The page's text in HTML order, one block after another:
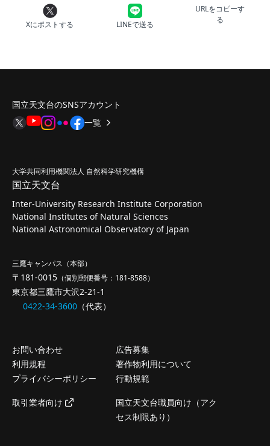
Xにポストする LINEで送る
URLをコピーす
る
国立天文台のSNSアカウント
一覧
大学共同利用機関法人 自然科学研究機構
国立天文台
Inter-University Research Institute Corporation
National Institutes of Natural Sciences
National Astronomical Observatory of Japan
三鷹キャンパス（本部）
〒181-0015 （個別郵便番号：181-8588）
東京都三鷹市大沢2-21-1
0422-34-3600 （代表）
お問い合わせ
広告募集
利用規程
著作物利用について
プライバシーポリシー
行動規範
取引業者向け
国立天文台職員向け（アク
セス制限あり）